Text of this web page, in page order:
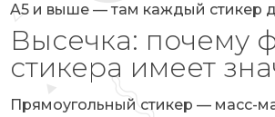
A5 и выше — там каждый стикер
Высечка: почему
стикера имеет
Прямоугольный стикер — масс-